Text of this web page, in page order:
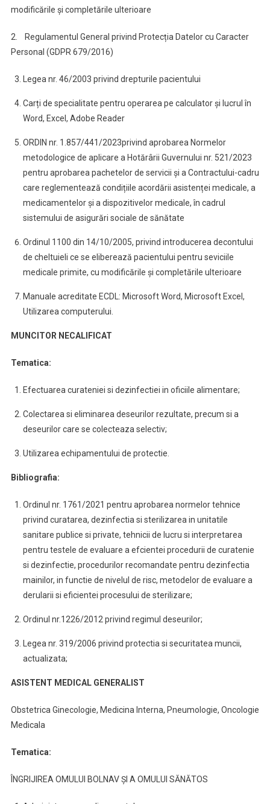
modificările și completările ulterioare
2. Regulamentul General privind Protecția Datelor cu Caracter
Personal (GDPR 679/2016)
Legea nr. 46/2003 privind drepturile pacientului
Carți de specialitate pentru operarea pe calculator și lucrul în
Word, Excel, Adobe Reader
ORDIN nr. 1.857/441/2023privind aprobarea Normelor
metodologice de aplicare a Hotărârii Guvernului nr. 521/2023
pentru aprobarea pachetelor de servicii și a Contractului-cadru
care reglementează condițiile acordării asistenței medicale, a
medicamentelor și a dispozitivelor medicale, în cadrul
sistemului de asigurări sociale de sănătate
Ordinul 1100 din 14/10/2005, privind introducerea decontului
de cheltuieli ce se eliberează pacientului pentru seviciile
medicale primite, cu modificările și completările ulterioare
Manuale acreditate ECDL: Microsoft Word, Microsoft Excel,
Utilizarea computerului.
MUNCITOR NECALIFICAT
Tematica:
Efectuarea curateniei si dezinfectiei in oficiile alimentare;
Colectarea si eliminarea deseurilor rezultate, precum si a
deseurilor care se colecteaza selectiv;
Utilizarea echipamentului de protectie.
Bibliografia:
Ordinul nr. 1761/2021 pentru aprobarea normelor tehnice
privind curatarea, dezinfectia si sterilizarea in unitatile
sanitare publice si private, tehnicii de lucru si interpretarea
pentru testele de evaluare a efcientei procedurii de curatenie
si dezinfectie, procedurilor recomandate pentru dezinfectia
mainilor, in functie de nivelul de risc, metodelor de evaluare a
derularii si eficientei procesului de sterilizare;
Ordinul nr.1226/2012 privind regimul deseurilor;
Legea nr. 319/2006 privind protectia si securitatea muncii,
actualizata;
ASISTENT MEDICAL GENERALIST
Obstetrica Ginecologie, Medicina Interna, Pneumologie, Oncologie
Medicala
Tematica:
ÎNGRIJIREA OMULUI BOLNAV ŞI A OMULUI SĂNĂTOS